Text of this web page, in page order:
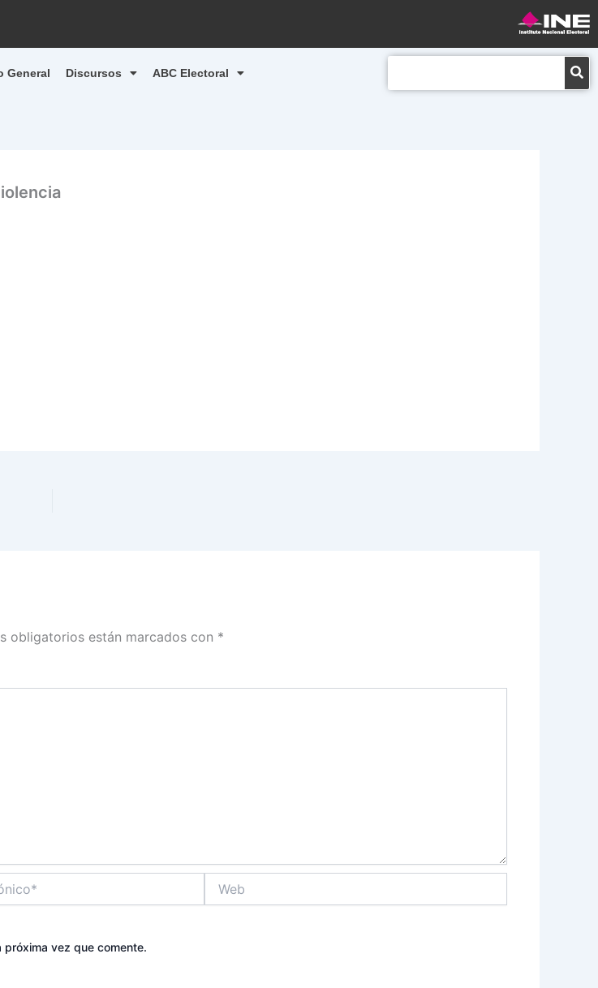
General Discursos ABC Electoral
obligatorios están marcados con *
vez que comente.